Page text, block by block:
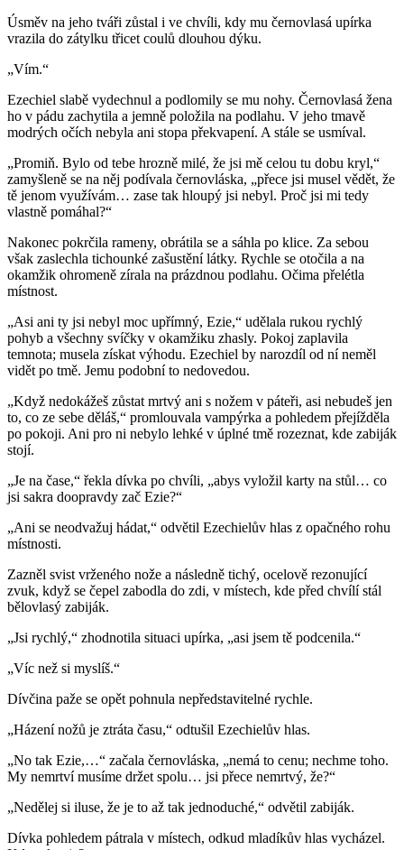
Úsměv na jeho tváři zůstal i ve chvíli, kdy mu černovlasá upírka
vrazila do zátylku třicet coulů dlouhou dýku.
„Vím.“
Ezechiel slabě vydechnul a podlomily se mu nohy. Černovlasá žena
ho v pádu zachytila a jemně položila na podlahu. V jeho tmavě
modrých očích nebyla ani stopa překvapení. A stále se usmíval.
„Promiň. Bylo od tebe hrozně milé, že jsi mě celou tu dobu kryl,“
zamyšleně se na něj podívala černovláska, „přece jsi musel vědět, že
tě jenom využívám… zase tak hloupý jsi nebyl. Proč jsi mi tedy
vlastně pomáhal?“
Nakonec pokrčila rameny, obrátila se a sáhla po klice. Za sebou
však zaslechla tichounké zašustění látky. Rychle se otočila a na
okamžik ohromeně zírala na prázdnou podlahu. Očima přelétla
místnost.
„Asi ani ty jsi nebyl moc upřímný, Ezie,“ udělala rukou rychlý
pohyb a všechny svíčky v okamžiku zhasly. Pokoj zaplavila
temnota; musela získat výhodu. Ezechiel by narozdíl od ní neměl
vidět po tmě. Jemu podobní to nedovedou.
„Když nedokážeš zůstat mrtvý ani s nožem v páteři, asi nebudeš jen
to, co ze sebe děláš,“ promlouvala vampýrka a pohledem přejížděla
po pokoji. Ani pro ni nebylo lehké v úplné tmě rozeznat, kde zabiják
stojí.
„Je na čase,“ řekla dívka po chvíli, „abys vyložil karty na stůl… co
jsi sakra doopravdy zač Ezie?“
„Ani se neodvažuj hádat,“ odvětil Ezechielův hlas z opačného rohu
místnosti.
Zazněl svist vrženého nože a následně tichý, ocelově rezonující
zvuk, když se čepel zabodla do zdi, v místech, kde před chvílí stál
bělovlasý zabiják.
„Jsi rychlý,“ zhodnotila situaci upírka, „asi jsem tě podcenila.“
„Víc než si myslíš.“
Dívčina paže se opět pohnula nepředstavitelné rychle.
„Házení nožů je ztráta času,“ odtušil Ezechielův hlas.
„No tak Ezie,…“ začala černovláska, „nemá to cenu; nechme toho.
My nemrtví musíme držet spolu… jsi přece nemrtvý, že?“
„Nedělej si iluse, že je to až tak jednoduché,“ odvětil zabiják.
Dívka pohledem pátrala v místech, odkud mladíkův hlas vycházel.